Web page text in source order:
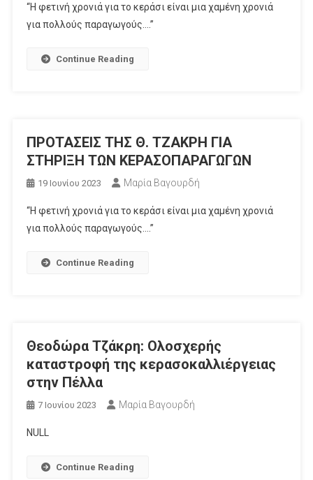
“Η φετινή χρονιά για το κεράσι είναι μια χαμένη χρονιά
για πολλούς παραγωγούς….”
Continue Reading
ΠΡΟΤΑΣΕΙΣ ΤΗΣ Θ. ΤΖΑΚΡΗ ΓΙΑ
ΣΤΗΡΙΞΗ ΤΩΝ ΚΕΡΑΣΟΠΑΡΑΓΩΓΩΝ
19 Ιουνίου 2023 Μαρία Βαγουρδή
“Η φετινή χρονιά για το κεράσι είναι μια χαμένη χρονιά
για πολλούς παραγωγούς….”
Continue Reading
Θεοδώρα Τζάκρη: Ολοσχερής
καταστροφή της κερασοκαλλιέργειας
στην Πέλλα
7 Ιουνίου 2023 Μαρία Βαγουρδή
NULL
Continue Reading